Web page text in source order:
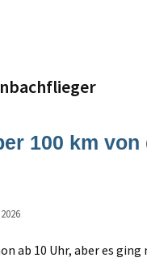
100 km von
ab 10 Uhr, aber es